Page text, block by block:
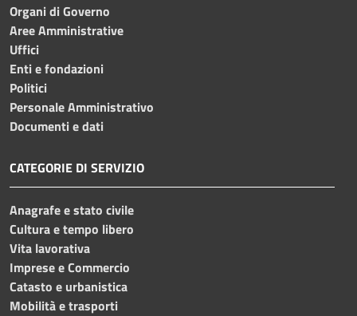
Organi di Governo
Aree Amministrative
Uffici
Enti e fondazioni
Politici
Personale Amministrativo
Documenti e dati
CATEGORIE DI SERVIZIO
Anagrafe e stato civile
Cultura e tempo libero
Vita lavorativa
Imprese e Commercio
Catasto e urbanistica
Mobilità e trasporti